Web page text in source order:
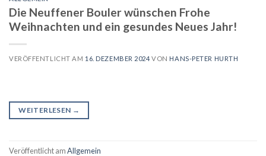
Die Neuffener Bouler wünschen Frohe
Weihnachten und ein gesundes Neues Jahr!
VERÖFFENTLICHT AM 16. DEZEMBER 2024 VON HANS-PETER HURTH
WEITERLESEN →
Veröffentlicht amAllgemein